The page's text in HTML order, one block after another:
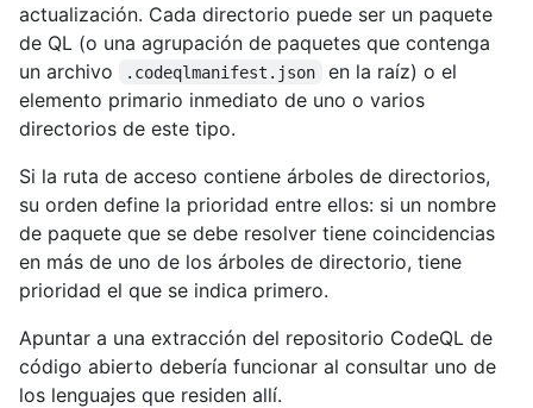
actualización. Cada directorio puede ser un paquete
de QL (o una agrupación de paquetes que contenga
un archivo
.codeqlmanifest.json
en la raíz) o el
elemento primario inmediato de uno o varios
directorios de este tipo.
Si la ruta de acceso contiene árboles de directorios,
su orden define la prioridad entre ellos: si un nombre
de paquete que se debe resolver tiene coincidencias
en más de uno de los árboles de directorio, tiene
prioridad el que se indica primero.
Apuntar a una extracción del repositorio CodeQL de
código abierto debería funcionar al consultar uno de
los lenguajes que residen allí.